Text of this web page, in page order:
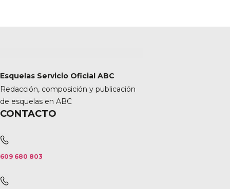
Esquelas Servicio Oficial ABC
Redacción, composición y publicación
de esquelas en ABC
CONTACTO
609 680 803